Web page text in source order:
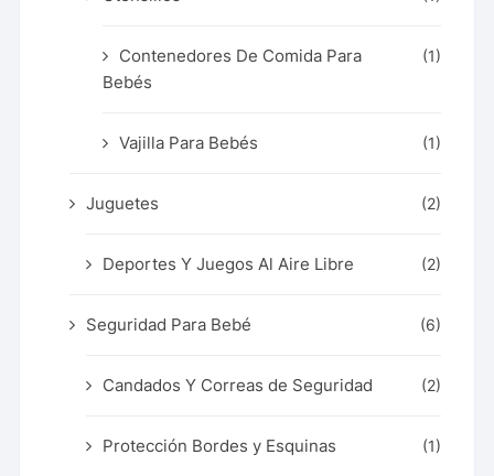
Contenedores De Comida Para
Bebés
(1)
Vajilla Para Bebés (1)
Juguetes (2)
Deportes Y Juegos Al Aire Libre (2)
Seguridad Para Bebé (6)
Candados Y Correas de Seguridad (2)
Protección Bordes y Esquinas (1)